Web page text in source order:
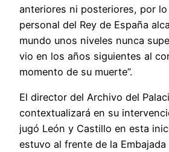
anteriores ni posteriores, por
personal del Rey de España
mundo unos niveles nunca
vio en los años siguientes al
momento de su muerte”.
El director del Archivo del
contextualizará en su
jugó León y Castillo en esta
estuvo al frente de la Embajada